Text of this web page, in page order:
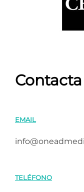
EMAIL
TELÉFONO